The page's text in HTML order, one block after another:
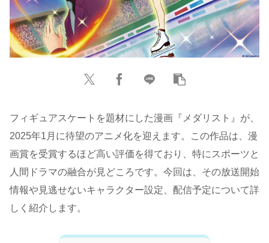
フィギュアスケートを題材にした漫画『メダリスト』が、
2025年1月に待望のアニメ化を迎えます。この作品は、漫
画賞を受賞するほど高い評価を得ており、特にスポーツと
人間ドラマの融合が見どころです。今回は、その放送開始
情報や見逃せないキャラクター設定、配信予定について詳
しく紹介します。